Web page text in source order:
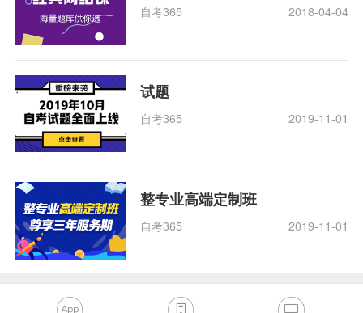
自考365 2018-04-04
试题
自考365 2019-11-01
整专业高端定制班
自考365 2019-11-01